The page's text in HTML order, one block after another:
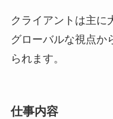
クライアントは主に
グローバルな視点か
られます。
仕事内容